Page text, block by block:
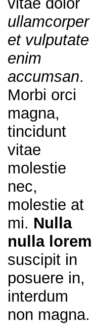
ullamcorper
et vulputate
enim
accumsan.
Morbi orci
magna,
tincidunt
vitae
molestie
nec,
molestie at
mi. Nulla
nulla lorem
suscipit in
posuere in,
interdum
non magna.